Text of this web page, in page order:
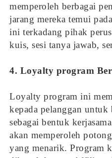
memperoleh berbagai
jarang mereka temui
ini terkadang pihak
kuis, sesi tanya jawab,
4. Loyalty program
Loyalty program ini
kepada pelanggan
sebagai bentuk
akan memperoleh
yang menarik. Program